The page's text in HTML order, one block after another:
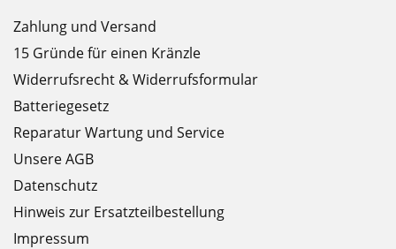
Zahlung und Versand
15 Gründe für einen Kränzle
Widerrufsrecht & Widerrufsformular
Batteriegesetz
Reparatur Wartung und Service
Unsere AGB
Datenschutz
Hinweis zur Ersatzteilbestellung
Impressum